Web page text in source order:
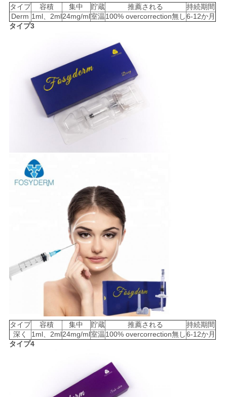
タイプ 容積 集中 貯蔵 推薦される
持続期間
Derm 1ml、2ml24mg/ml室温100% overcorrection無し6-12か月
タイプ3
タイプ 容積 集中 貯蔵 推薦される
持続期間
深く
1ml、2ml24mg/ml室温100% overcorrection無し6-12か月
タイプ4